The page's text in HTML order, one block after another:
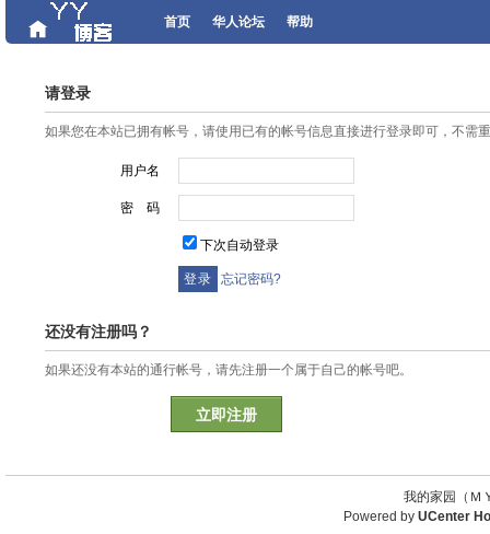
首页 华人论坛 帮助
请登录
如果您在本站已拥有帐号，请使用已有的帐号信息直接进行登录即可，不需
用户名
密 码
下次自动登录
忘记密码?
还没有注册吗？
如果还没有本站的通行帐号，请先注册一个属于自己的帐号吧。
立即注册
我的家园（
Powered by UCenter